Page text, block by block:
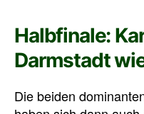
Halbfinale:
Darmstadt
Die beiden